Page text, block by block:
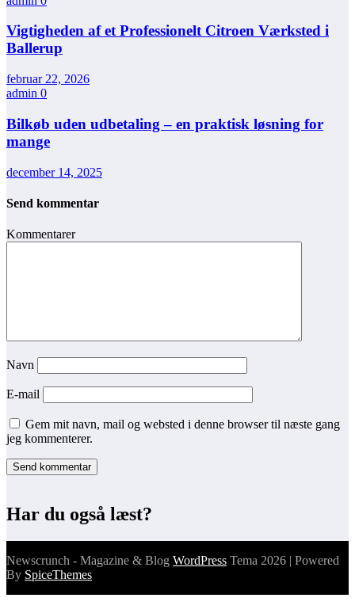
Vigtigheden af et Professionelt Citroen Værksted i
Ballerup
februar 22, 2026
admin 0
Bilkøb uden udbetaling – en praktisk løsning for
mange
december 14, 2025
Send kommentar
Kommentarer
Navn
E-mail
Gem mit navn, mail og websted i denne browser til næste gang
jeg kommenterer.
Har du også læst?
Newscrunch - Magazine & Blog WordPress Tema 2026 | Powered
By SpiceThemes